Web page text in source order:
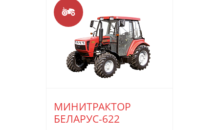
МИНИТРАКТОР
БЕЛАРУС-622